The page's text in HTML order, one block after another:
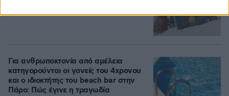
Για ανθρωποκτονία από αμέλεια
κατηγορούνται οι γονείς του 4χρονου
και ο ιδιοκτήτης του beach bar στην
Πάρο: Πώς έγινε η τραγωδία